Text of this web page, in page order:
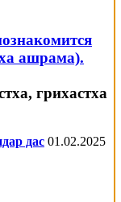
ашрама).
дас 01.02.2025